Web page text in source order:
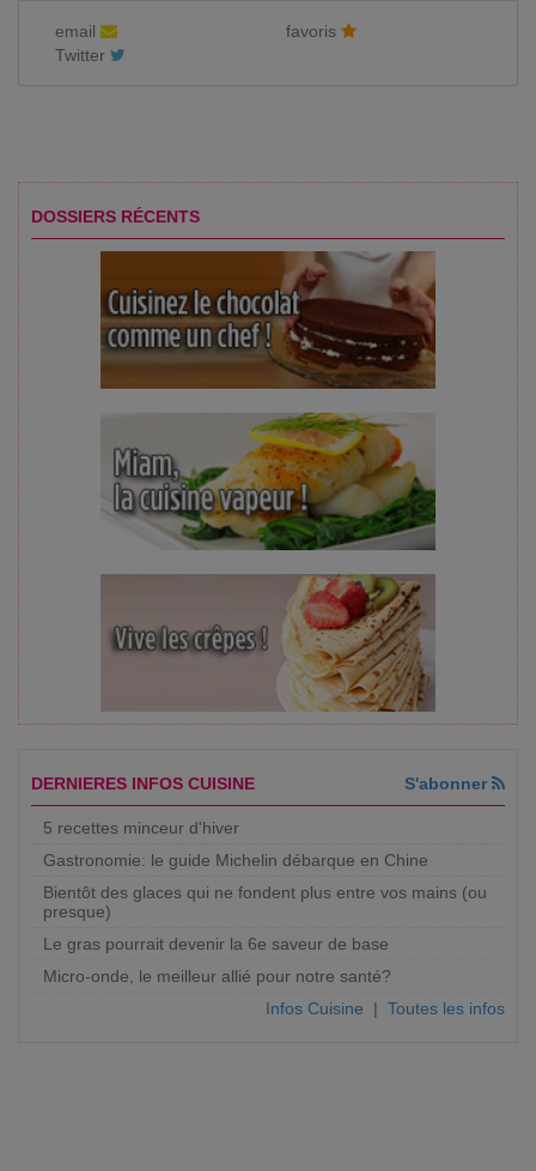
email
favoris
Twitter
DOSSIERS RÉCENTS
DERNIERES INFOS CUISINE S'abonner
5 recettes minceur d'hiver
Gastronomie: le guide Michelin débarque en Chine
Bientôt des glaces qui ne fondent plus entre vos mains (ou
presque)
Le gras pourrait devenir la 6e saveur de base
Micro-onde, le meilleur allié pour notre santé?
Infos Cuisine | Toutes les infos